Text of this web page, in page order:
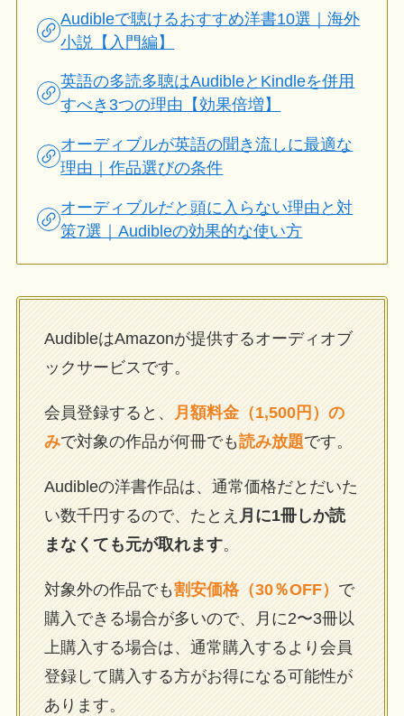
Audibleで聴けるおすすめ洋書10選｜海外
小説【入門編】
英語の多読多聴はAudibleとKindleを併用
すべき3つの理由【効果倍増】
オーディブルが英語の聞き流しに最適な
理由｜作品選びの条件
オーディブルだと頭に入らない理由と対
策7選｜Audibleの効果的な使い方
AudibleはAmazonが提供するオーディオブ
ックサービスです。
会員登録すると、
月額料金（1,500円）の
みで対象の作品が何冊でも読み放題です。
Audibleの洋書作品は、通常価格だとだいた
い数千円するので、たとえ 月に1冊しか読
まなくても元が取れます。
対象外の作品でも割安価格（30％OFF） で
購入できる場合が多いので、月に2〜3冊以
上購入する場合は、通常購入するより会員
登録して購入する方がお得になる可能性が
あります。